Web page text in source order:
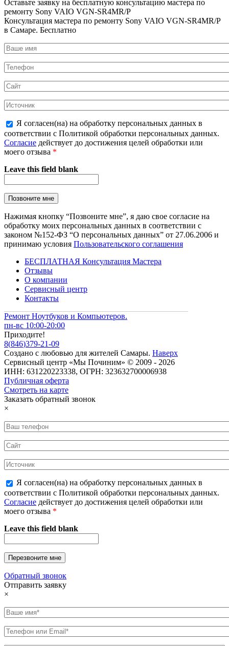
Оставьте заявку на бесплатную консультацию мастера по
ремонту Sony VAIO VGN-SR4MR/P
Консультация мастера по ремонту Sony VAIO VGN-SR4MR/P
в Самаре. Бесплатно
Я согласен(на) на обработку персональных данных в
соответствии с Политикой обработки персональных данных.
Согласие действует до достижения целей обработки или
моего отзыва *
Leave this field blank
Нажимая кнопку “Позвоните мне”, я даю свое согласие на
обработку моих персональных данных в соответствии с
законом №152-ФЗ “О персональных данных” от 27.06.2006 и
принимаю условия Пользовательского соглашения
БЕСПЛАТНАЯ Консультация Мастера
Отзывы
О компании
Сервисный центр
Контакты
Ремонт Ноутбуков и Компьютеров.
пн-вс 10:00-20:00
Приходите!
8(846)379-21-09
Создано с любовью для жителей Самары. Наверх
Сервисный центр «Мы Починим» © 2009 - 2026
ИНН: 631220223338, ОГРН: 323632700006938
Публичная оферта
Смотреть на карте
Заказать обратный звонок
×
Я согласен(на) на обработку персональных данных в
соответствии с Политикой обработки персональных данных.
Согласие действует до достижения целей обработки или
моего отзыва *
Leave this field blank
Обратный звонок
Отправить заявку
×